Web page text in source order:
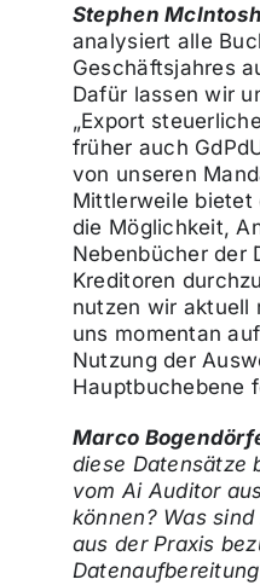
Stephen
analysiert alle
Geschäftsjahres
Dafür lassen wir
„Export
früher auch
von unseren
Mittlerweile bietet
die Möglichkeit,
Nebenbücher der
Kreditoren
nutzen wir aktuell
uns momentan
Nutzung der
Hauptbuchebene
Marco
diese Datensätze
vom Ai Auditor
können? Was
aus der Praxis